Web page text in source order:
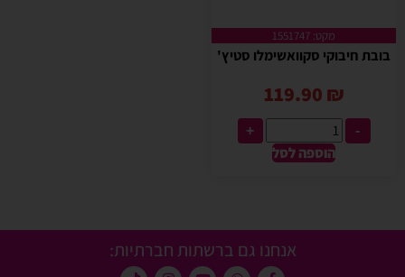
מקט: 1551747
בובת חיבוקי סקוואשימלו סטיץ'
119.90 ₪
-
+
הוספה לסל
אנחנו גם ברשתות חברתיות: